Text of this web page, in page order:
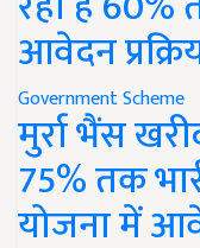
आवेदन
Government Scheme
मुर्रा भैंस
75% तक
योजना में